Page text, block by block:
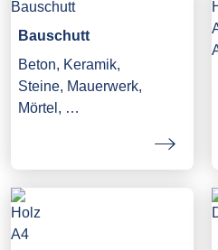
Bauschutt
Beton, Keramik,
Steine, Mauerwerk,
Mörtel, …